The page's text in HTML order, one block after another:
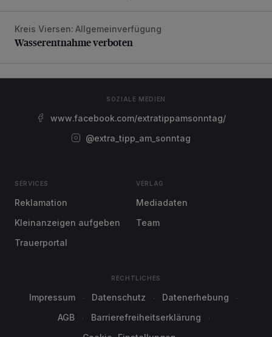
Wasserentnahme verboten
Kreis Viersen: Allgemeinverfügung
Wasserentnahme verboten
SOZIALE MEDIEN
www.facebook.com/extratippamsonntag/
@extra_tipp_am_sonntag
SERVICES
Reklamation
Kleinanzeigen aufgeben
Trauerportal
VERLAG
Mediadaten
Team
RECHTLICHES
Impressum Datenschutz
Datenerhebung
AGB
Barrierefreiheitserklärung